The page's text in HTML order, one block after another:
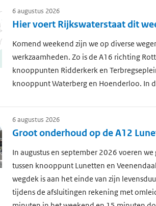
Hier voert Rijkswaterstaat dit
6 augustus 2026
Komend weekend zijn we op diverse
werkzaamheden. Zo is de A16 richting
knooppunten Ridderkerk en
knooppunt Waterberg en Hoenderloo. In
Groot onderhoud op de A12
6 augustus 2026
In augustus en september 2026 voeren
tussen knooppunt Lunetten en
wegdek is aan het einde van zijn
tijdens de afsluitingen rekening met